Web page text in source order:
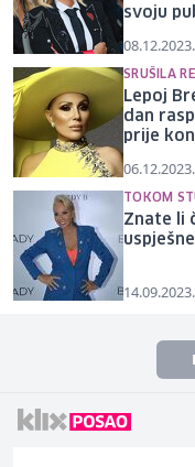
svoju
SRUŠILA
Lepoj
dan
prije
TOKOM
Znate li